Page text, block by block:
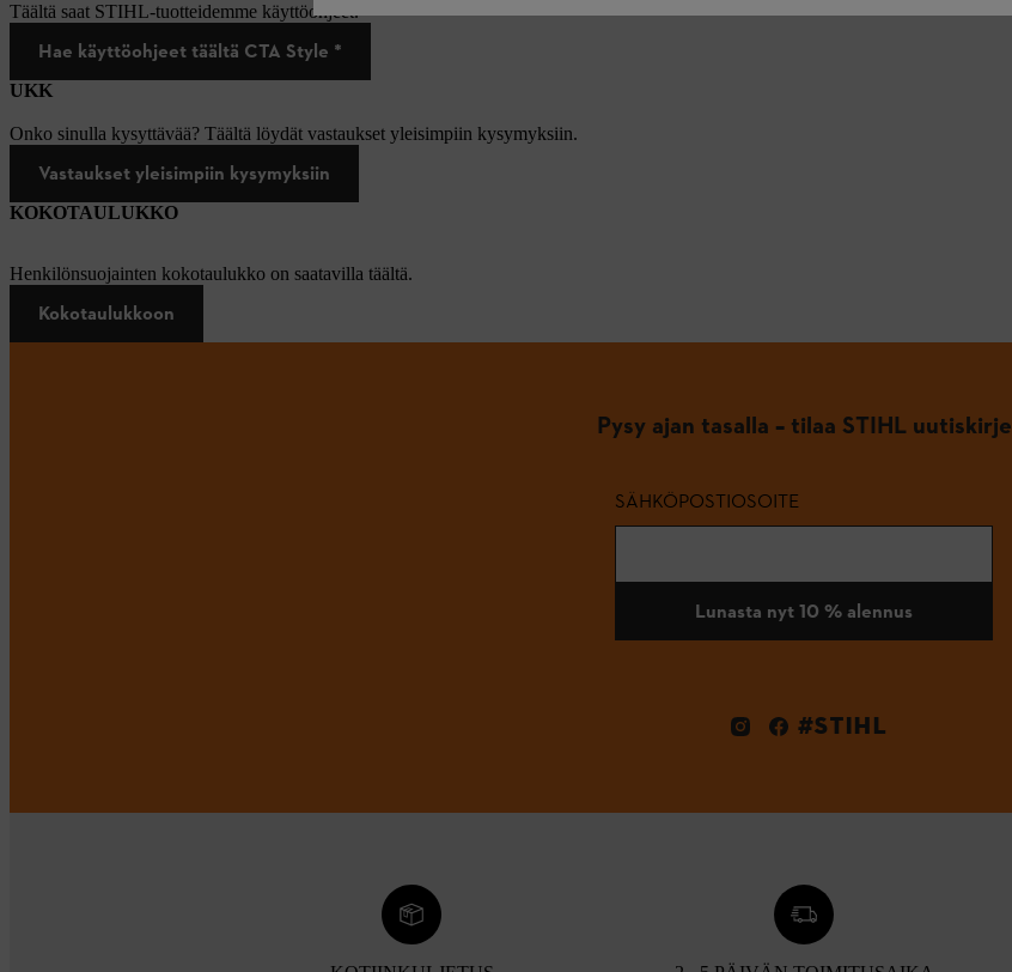
Täältä saat STIHL-tuotteidemme käyttöohjeet.
Hae käyttöohjeet täältä CTA Style *
UKK
Onko sinulla kysyttävää? Täältä löydät vastaukset yleisimpiin kysymyksiin.
Vastaukset yleisimpiin kysymyksiin
KOKOTAULUKKO
Henkilönsuojainten kokotaulukko on saatavilla täältä.
Kokotaulukkoon
Pysy ajan tasalla – tilaa STIHL uutiskirje
SÄHKÖPOSTIOSOITE
Lunasta nyt 10 % alennus
#STIHL